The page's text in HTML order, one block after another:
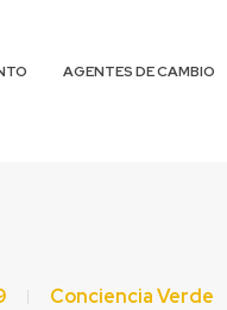
AGENTES DE CAMBIO
Conciencia Verde